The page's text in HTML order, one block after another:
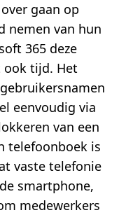
gaan op
nemen van hun
365 deze
ook tijd. Het
eenvoudig via
van een
telefoonboek is
vaste telefonie
smartphone,
medewerkers